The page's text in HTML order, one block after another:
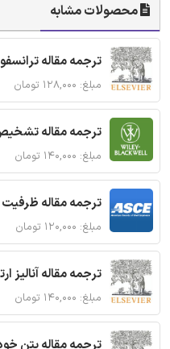
محصولات مشابه
ترجمه مقاله
مبلغ: ۱۲۸,۰۰۰ تومان
ترجمه مقاله تشخیص
مبلغ: ۱۴۰,۰۰۰ تومان
ترجمه مقاله
مبلغ: ۱۲۰,۰۰۰ تومان
ترجمه مقاله
مبلغ: ۱۴۰,۰۰۰ تومان